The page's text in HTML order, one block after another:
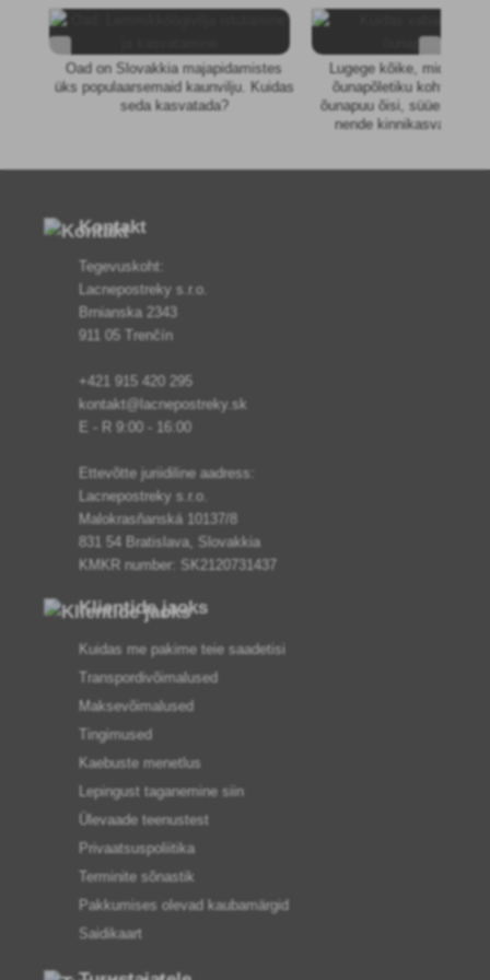
Oad on Slovakkia majapidamistes
üks populaarsemaid kaunvilju. Kuidas
seda kasvatada?
Lugege kõike, mida
õunapõletiku kohta. Ta
õunapuu õisi, süües
nende kinnikasvamist,
Kontakt
Tegevuskoht:
Lacnepostreky s.r.o.
Brnianska 2343
911 05 Trenčín
+421 915 420 295
kontakt@lacnepostreky.sk
E - R 9:00 - 16:00
Ettevõtte juriidiline aadress:
Lacnepostreky s.r.o.
Malokrasňanská 10137/8
831 54 Bratislava, Slovakkia
KMKR number: SK2120731437
Klientide jaoks
Kuidas me pakime teie saadetisi
Transpordivõimalused
Maksevõimalused
Tingimused
Kaebuste menetlus
Lepingust taganemine siin
Ülevaade teenustest
Privaatsuspoliitika
Terminite sõnastik
Pakkumises olevad kaubamärgid
Saidikaart